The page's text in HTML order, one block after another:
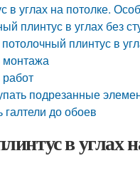
в углах на потолке.
плинтус в углах без
плинтус в
монтажа
подрезанные
до обоев
в углах